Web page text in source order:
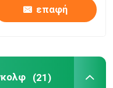
επαφή
(21)